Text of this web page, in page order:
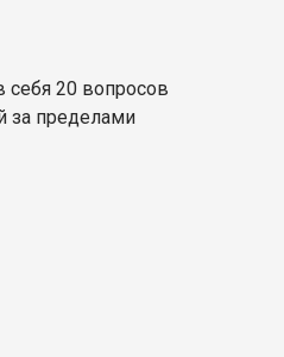
себя 20 вопросов
за пределами